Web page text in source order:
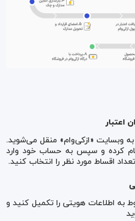
وبسایت «از‌کی‌وام» منقل می‌شوید.
نام کرده و سپس به حساب خود وارد
اقساط مورد نظر را انتخاب کنید.
به اطلاعات هویتی را تکمیل کنید و